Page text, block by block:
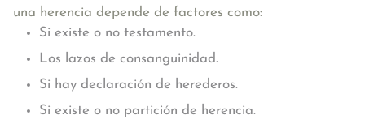
una herencia depende de factores como:
Si existe o no testamento.
Los lazos de consanguinidad.
Si hay declaración de herederos.
Si existe o no partición de herencia.